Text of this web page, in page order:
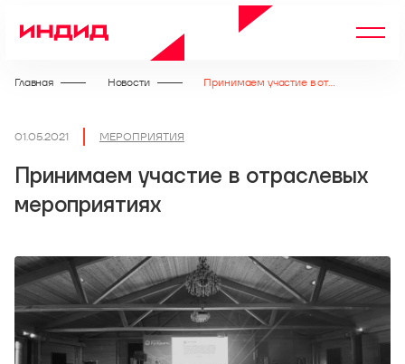
Главная Новости Принимаем участие в отраслевых мероприятиях
01.05.2021 МЕРОПРИЯТИЯ
Принимаем участие в отраслевых
мероприятиях